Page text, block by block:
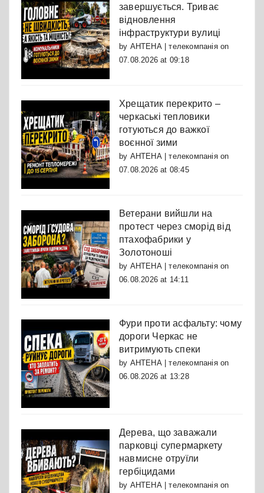
завершується. Триває
відновлення
інфраструктури вулиці
by АНТЕНА | телекомпаніяon
07.08.2026 at 09:18
Хрещатик перекрито –
черкаські тепловики
готуються до важкої
воєнної зими
by АНТЕНА | телекомпаніяon
07.08.2026 at 08:45
Ветерани вийшли на
протест через сморід від
птахофабрики у
Золотоноші
by АНТЕНА | телекомпаніяon
06.08.2026 at 14:11
Фури проти асфальту: чому
дороги Черкас не
витримують спеки
by АНТЕНА | телекомпаніяon
06.08.2026 at 13:28
Дерева, що заважали
парковці супермаркету
навмисне отруїли
гербіцидами
by АНТЕНА | телекомпаніяon